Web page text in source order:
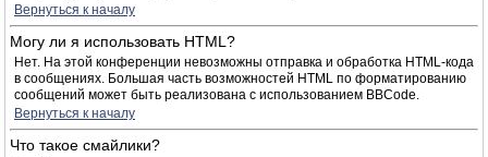
Вернуться к началу
Могу ли я использовать HTML?
Нет. На этой конференции невозможны отправка и обработка HTML-кода
в сообщениях. Большая часть возможностей HTML по форматированию
сообщений может быть реализована с использованием BBCode.
Вернуться к началу
Что такое смайлики?